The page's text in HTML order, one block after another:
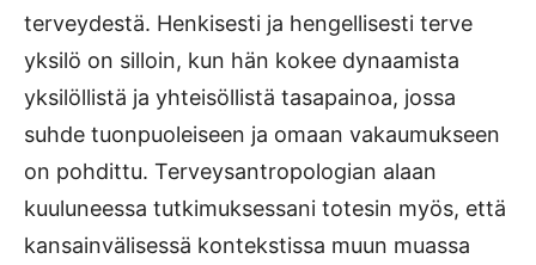
terveydestä. Henkisesti ja hengellisesti terve
yksilö on silloin, kun hän kokee dynaamista
yksilöllistä ja yhteisöllistä tasapainoa, jossa
suhde tuonpuoleiseen ja omaan vakaumukseen
on pohdittu. Terveysantropologian alaan
kuuluneessa tutkimuksessani totesin myös, että
kansainvälisessä kontekstissa muun muassa